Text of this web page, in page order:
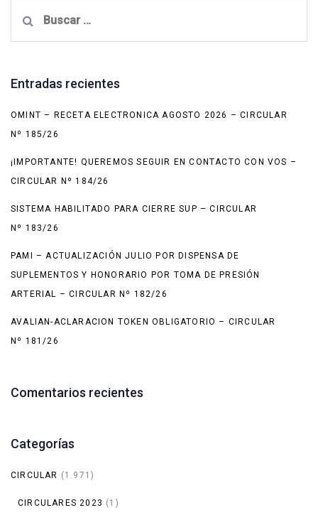
Entradas recientes
OMINT – RECETA ELECTRONICA AGOSTO 2026 – CIRCULAR
Nº 185/26
¡IMPORTANTE! QUEREMOS SEGUIR EN CONTACTO CON VOS –
CIRCULAR Nº 184/26
SISTEMA HABILITADO PARA CIERRE SUP – CIRCULAR
Nº 183/26
PAMI – ACTUALIZACIÓN JULIO POR DISPENSA DE
SUPLEMENTOS Y HONORARIO POR TOMA DE PRESIÓN
ARTERIAL – CIRCULAR Nº 182/26
AVALIAN-ACLARACION TOKEN OBLIGATORIO – CIRCULAR
Nº 181/26
Comentarios recientes
Categorías
CIRCULAR (1.971)
CIRCULARES 2023 (1)